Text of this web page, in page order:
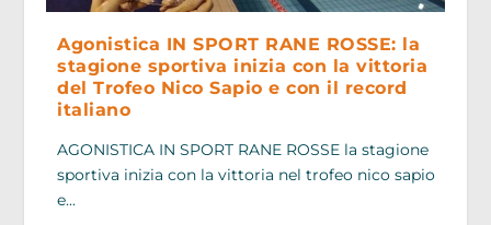
Agonistica IN SPORT RANE ROSSE: la
stagione sportiva inizia con la vittoria
del Trofeo Nico Sapio e con il record
italiano
AGONISTICA IN SPORT RANE ROSSE la stagione
sportiva inizia con la vittoria nel trofeo nico sapio
e...